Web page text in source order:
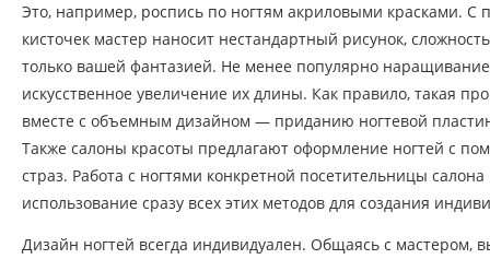
Это, например, роспись по ногтям акриловыми красками.
кисточек мастер наносит нестандартный рисунок,
только вашей фантазией. Не менее популярно наращивание
искусственное увеличение их длины. Как правило, такая
вместе с объемным дизайном — приданию ногтевой
Также салоны красоты предлагают оформление ногтей с
страз. Работа с ногтями конкретной посетительницы
использование сразу всех этих методов для создания
Дизайн ногтей всегда индивидуален. Общаясь с мастером,